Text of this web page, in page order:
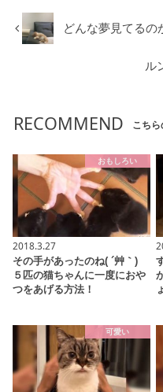
どんな夢見てるの
ル
RECOMMEND こちら
おもしろい
2018.3.27
その手があったのね( ´艸｀)
５匹の猫ちゃんに一度におや
つをあげる方法！
可愛い